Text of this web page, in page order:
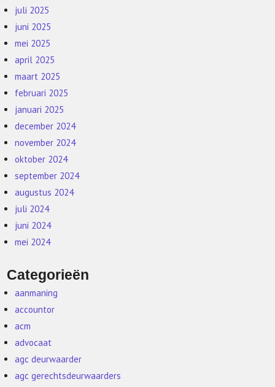
juli 2025
juni 2025
mei 2025
april 2025
maart 2025
februari 2025
januari 2025
december 2024
november 2024
oktober 2024
september 2024
augustus 2024
juli 2024
juni 2024
mei 2024
Categorieën
aanmaning
accountor
acm
advocaat
agc deurwaarder
agc gerechtsdeurwaarders